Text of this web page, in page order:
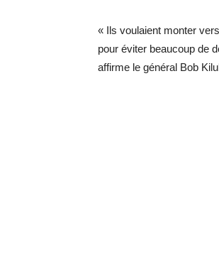
« Ils voulaient monter
pour éviter beaucoup de
affirme le général Bob